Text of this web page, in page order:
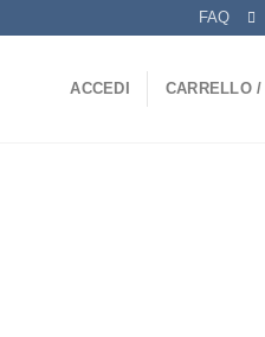
FAQ
ACCEDI CARRELLO /